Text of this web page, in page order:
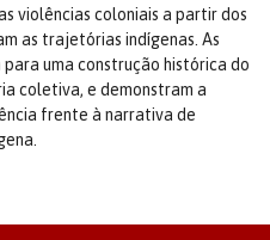
violências coloniais a partir dos
as trajetórias indígenas. As
uma construção histórica do
coletiva, e demonstram a
frente à narrativa de